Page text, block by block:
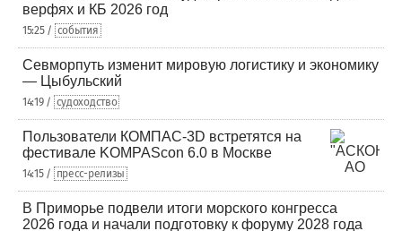
верфях и КБ 2026 год
15:25 / события
Севморпуть изменит мировую логистику и экономику
— Цыбульский
14:19 / судоходство
Пользователи КОМПАС-3D встретятся на
фестивале KOMPAScon 6.0 в Москве
14:15 / пресс-релизы
В Приморье подвели итоги морского конгресса
2026 года и начали подготовку к форуму 2028 года